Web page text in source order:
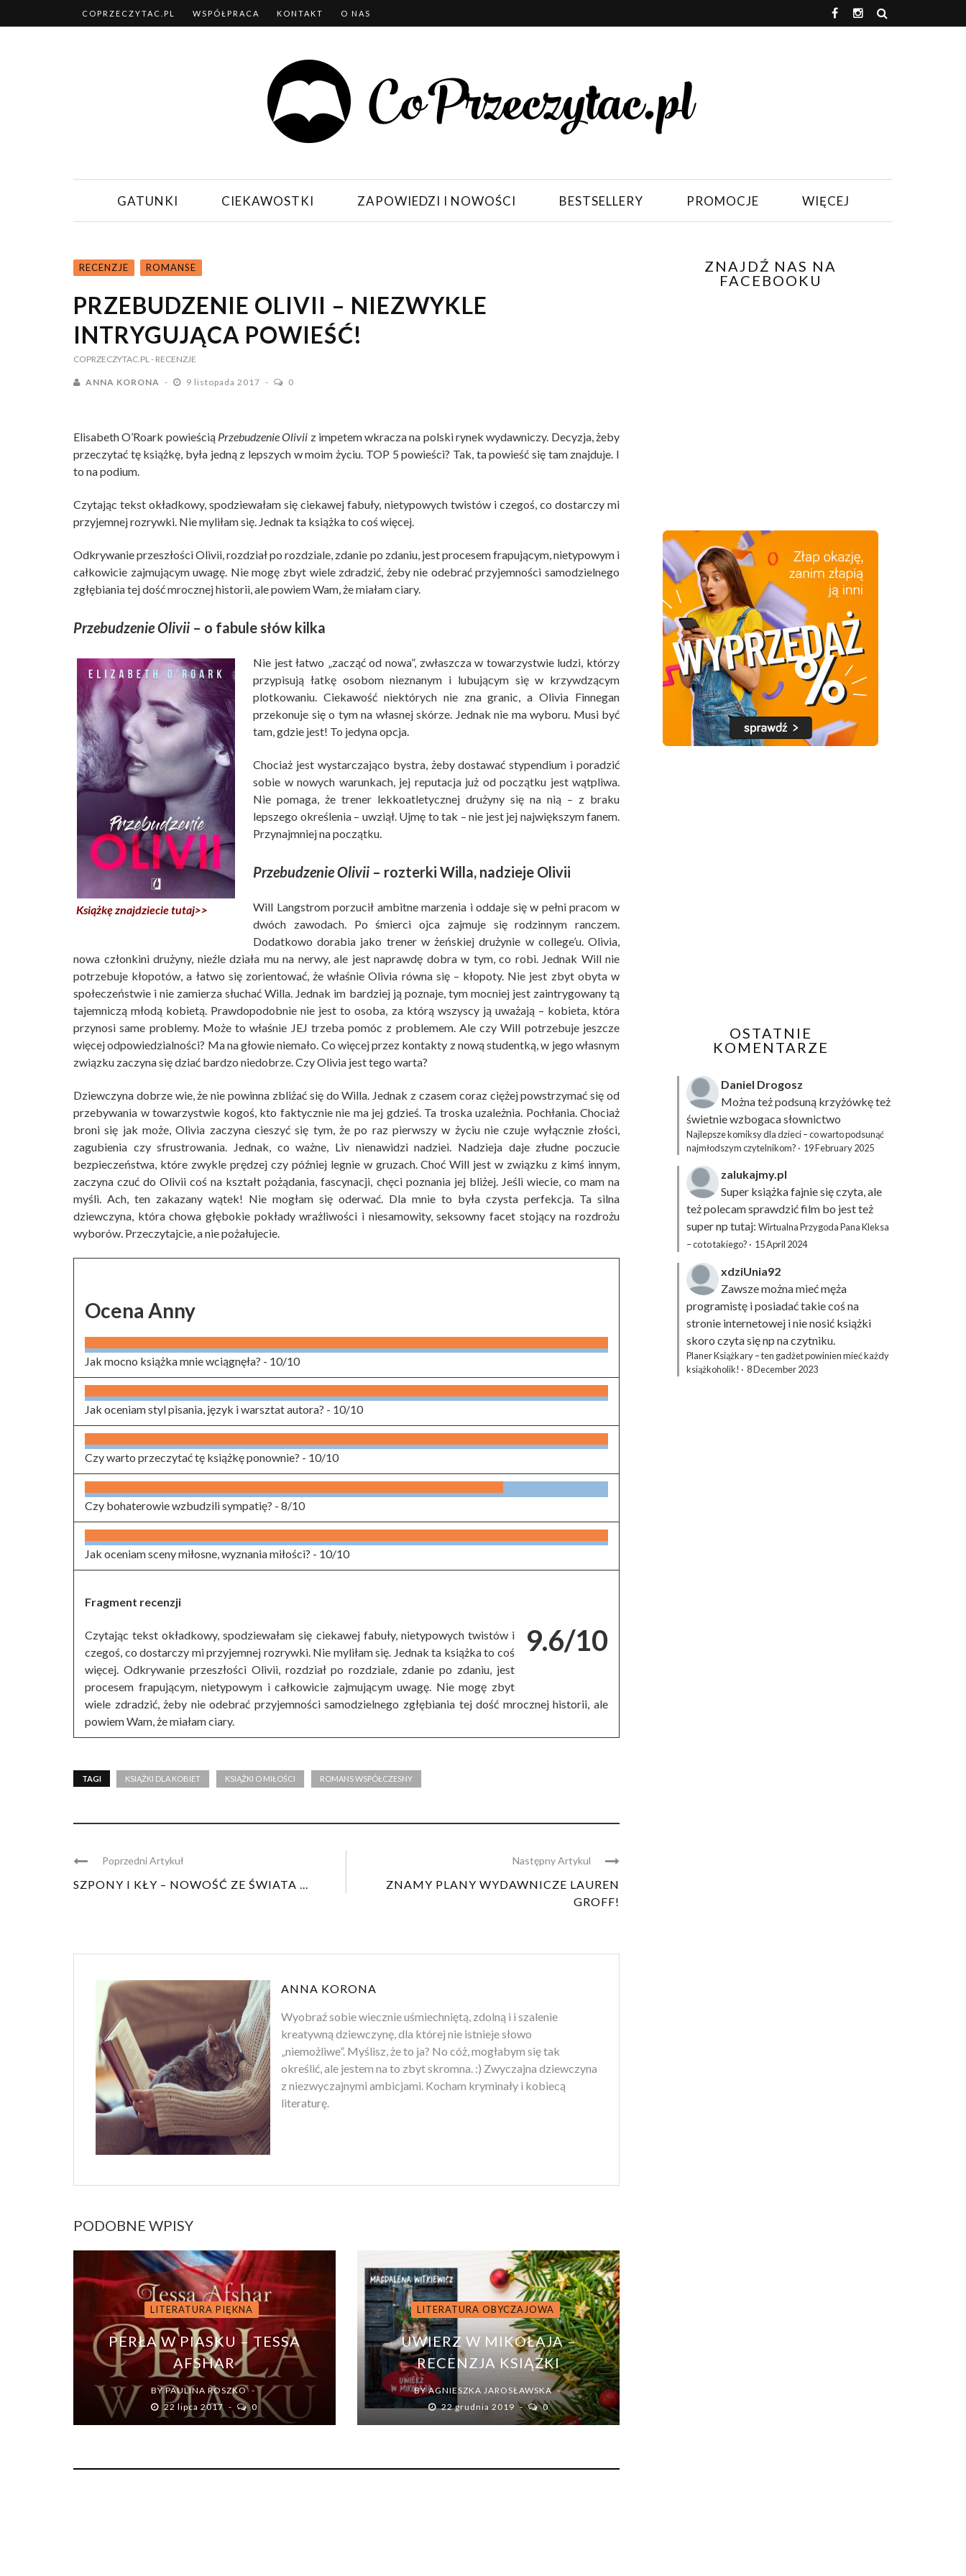
COPRZECZYTAC.PL WSPÓŁPRACA KONTAKT O NAS
GATUNKI CIEKAWOSTKI ZAPOWIEDZI I NOWOŚCI BESTSELLERY PROMOCJE WIĘCEJ
RECENZJE ROMANSE
PRZEBUDZENIE OLIVII – NIEZWYKLE
INTRYGUJĄCA POWIEŚĆ!
COPRZECZYTAC.PL- RECENZJE
ANNA KORONA 9 listopada 2017 0
Elisabeth O’Roark powieścią Przebudzenie Olivii z impetem wkracza na polski rynek wydawniczy. Decyzja, żeby
przeczytać tę książkę, była jedną z lepszych w moim życiu. TOP 5 powieści? Tak, ta powieść się tam znajduje. I
to na podium.
Czytając tekst okładkowy, spodziewałam się ciekawej fabuły, nietypowych twistów i czegoś, co dostarczy mi
przyjemnej rozrywki. Nie myliłam się. Jednak ta książka to coś więcej.
Odkrywanie przeszłości Olivii, rozdział po rozdziale, zdanie po zdaniu, jest procesem frapującym, nietypowym i
całkowicie zajmującym uwagę. Nie mogę zbyt wiele zdradzić, żeby nie odebrać przyjemności samodzielnego
zgłębiania tej dość mrocznej historii, ale powiem Wam, że miałam ciary.
Przebudzenie Olivii – o fabule słów kilka
Książkę znajdziecie tutaj>>
Nie jest łatwo „zacząć od nowa”, zwłaszcza w towarzystwie ludzi, którzy
przypisują łatkę osobom nieznanym i lubującym się w krzywdzącym
plotkowaniu. Ciekawość niektórych nie zna granic, a Olivia Finnegan
przekonuje się o tym na własnej skórze. Jednak nie ma wyboru. Musi być
tam, gdzie jest! To jedyna opcja.
Chociaż jest wystarczająco bystra, żeby dostawać stypendium i poradzić
sobie w nowych warunkach, jej reputacja już od początku jest wątpliwa.
Nie pomaga, że trener lekkoatletycznej drużyny się na nią – z braku
lepszego określenia – uwziął. Ujmę to tak – nie jest jej największym fanem.
Przynajmniej na początku.
Przebudzenie Olivii – rozterki Willa, nadzieje Olivii
Will Langstrom porzucił ambitne marzenia i oddaje się w pełni pracom w
dwóch zawodach. Po śmierci ojca zajmuje się rodzinnym ranczem.
Dodatkowo dorabia jako trener w żeńskiej drużynie w college’u. Olivia,
nowa członkini drużyny, nieźle działa mu na nerwy, ale jest naprawdę dobra w tym, co robi. Jednak Will nie
potrzebuje kłopotów, a łatwo się zorientować, że właśnie Olivia równa się – kłopoty. Nie jest zbyt obyta w
społeczeństwie i nie zamierza słuchać Willa. Jednak im bardziej ją poznaje, tym mocniej jest zaintrygowany tą
tajemniczą młodą kobietą. Prawdopodobnie nie jest to osoba, za którą wszyscy ją uważają – kobieta, która
przynosi same problemy. Może to właśnie JEJ trzeba pomóc z problemem. Ale czy Will potrzebuje jeszcze
więcej odpowiedzialności? Ma na głowie niemało. Co więcej przez kontakty z nową studentką, w jego własnym
związku zaczyna się dziać bardzo niedobrze. Czy Olivia jest tego warta?
Dziewczyna dobrze wie, że nie powinna zbliżać się do Willa. Jednak z czasem coraz ciężej powstrzymać się od
przebywania w towarzystwie kogoś, kto faktycznie nie ma jej gdzieś. Ta troska uzależnia. Pochłania. Chociaż
broni się jak może, Olivia zaczyna cieszyć się tym, że po raz pierwszy w życiu nie czuje wyłącznie złości,
zagubienia czy sfrustrowania. Jednak, co ważne, Liv nienawidzi nadziei. Nadzieja daje złudne poczucie
bezpieczeństwa, które zwykle prędzej czy później legnie w gruzach. Choć Will jest w związku z kimś innym,
zaczyna czuć do Olivii coś na kształt pożądania, fascynacji, chęci poznania jej bliżej. Jeśli wiecie, co mam na
myśli. Ach, ten zakazany wątek! Nie mogłam się oderwać. Dla mnie to była czysta perfekcja. Ta silna
dziewczyna, która chowa głębokie pokłady wrażliwości i niesamowity, seksowny facet stojący na rozdrożu
wyborów. Przeczytajcie, a nie pożałujecie.
Ocena Anny
Jak mocno książka mnie wciągnęła? - 10/10
Jak oceniam styl pisania, język i warsztat autora? - 10/10
Czy warto przeczytać tę książkę ponownie? - 10/10
Czy bohaterowie wzbudzili sympatię? - 8/10
Jak oceniam sceny miłosne, wyznania miłości? - 10/10
9.6/10
Fragment recenzji
Czytając tekst okładkowy, spodziewałam się ciekawej fabuły, nietypowych twistów i
czegoś, co dostarczy mi przyjemnej rozrywki. Nie myliłam się. Jednak ta książka to coś
więcej. Odkrywanie przeszłości Olivii, rozdział po rozdziale, zdanie po zdaniu, jest
procesem frapującym, nietypowym i całkowicie zajmującym uwagę. Nie mogę zbyt
wiele zdradzić, żeby nie odebrać przyjemności samodzielnego zgłębiania tej dość mrocznej historii, ale
powiem Wam, że miałam ciary.
TAGI KSIĄŻKI DLA KOBIET KSIĄŻKI O MIŁOŚCI ROMANS WSPÓŁCZESNY
Poprzedni Artykuł
SZPONY I KŁY – NOWOŚĆ ZE ŚWIATA ...
Następny Artykul
ZNAMY PLANY WYDAWNICZE LAUREN
GROFF!
ANNA KORONA
Wyobraź sobie wiecznie uśmiechniętą, zdolną i i szalenie
kreatywną dziewczynę, dla której nie istnieje słowo
„niemożliwe”. Myślisz, że to ja? No cóż, mogłabym się tak
określić, ale jestem na to zbyt skromna. :) Zwyczajna dziewczyna
z niezwyczajnymi ambicjami. Kocham kryminały i kobiecą
literaturę.
PODOBNE WPISY
LITERATURA PIĘKNA
PERŁA W PIASKU – TESSA
AFSHAR
BYPAULINA ROSZKO
22 lipca 2017
0
LITERATURA OBYCZAJOWA
UWIERZ W MIKOŁAJA –
RECENZJA KSIĄŻKI
BYAGNIESZKA JAROSŁAWSKA
22 grudnia 2019
0
ZNAJDŹ NAS NA
FACEBOOKU
OSTATNIE
KOMENTARZE
Daniel Drogosz
Można też podsuną krzyżówkęteż
świetnie wzbogaca słownictwo
Najlepsze komiksy dla dzieci – co warto podsunąć
najmłodszym czytelnikom? · 19 February 2025
zalukajmy.pl
Super książka fajnie się czyta, ale
też polecam sprawdzić film bo jest też
super np tutaj: Wirtualna Przygoda Pana Kleksa
– co to takiego? · 15 April 2024
xdziUnia92
Zawsze można mieć męża
programistę i posiadać takie coś na
stronie internetowej i nie nosić książki
skoro czyta się np na czytniku.
Planer Książkary – ten gadżet powinien mieć każdy
książkoholik! · 8 December 2023